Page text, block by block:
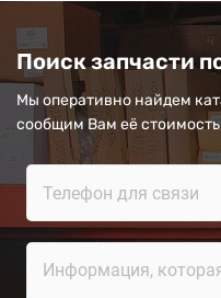
Поиск запчасти
Мы оперативно найдем
сообщим Вам её